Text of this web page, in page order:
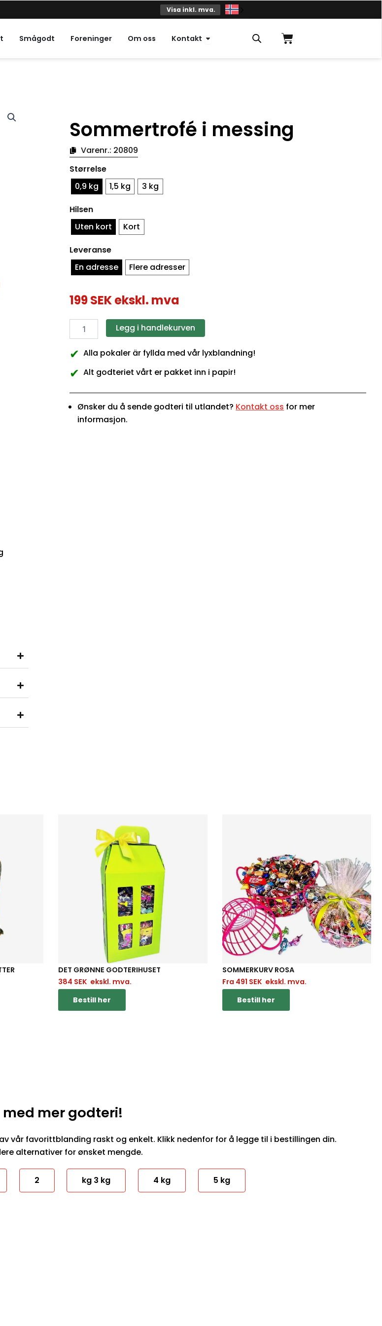
Visa inkl. mva.
Smågodt Foreninger Om oss Kontakt Åpne kontakt Handlekurv
Sommertrofé i messing
Varenr.: 20809
Størrelse
0,9 kg
1,5 kg 3 kg
Hilsen
Uten kort
Kort
Leveranse
En adresse
Flere adresser
199SEKekskl. mva
i
messing
antall
Legg i handlekurven
✔ Alla pokaler är fyllda med vår lyxblandning!
✔ Alt godteriet vårt er pakket inn i papir!
Ønsker du å sende godteri til utlandet? Kontakt oss for mer
informasjon.
DET GRØNNE GODTERIHUSET
384 SEK ekskl. mva.
Bestill her
SOMMERKURV ROSA
Fra 491 SEK ekskl. mva.
Bestill her
med mer godteri!
vår favorittblanding raskt og enkelt. Klikk nedenfor for å legge til i bestillingen din.
alternativer for ønsket mengde.
2 kg 3 kg 4 kg 5 kg